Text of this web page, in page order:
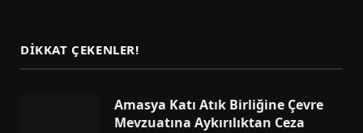
DIKKAT ÇEKENLER!
Amasya Katı Atık Birliğine Çevre
Mevzuatına Aykırılıktan Ceza